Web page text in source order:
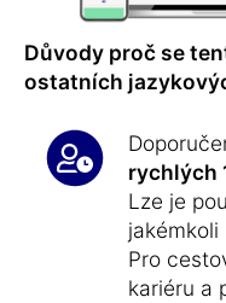
Důvody proč se
ostatních
rychlých
Lze je
jakémkoli
Pro
kariéru a